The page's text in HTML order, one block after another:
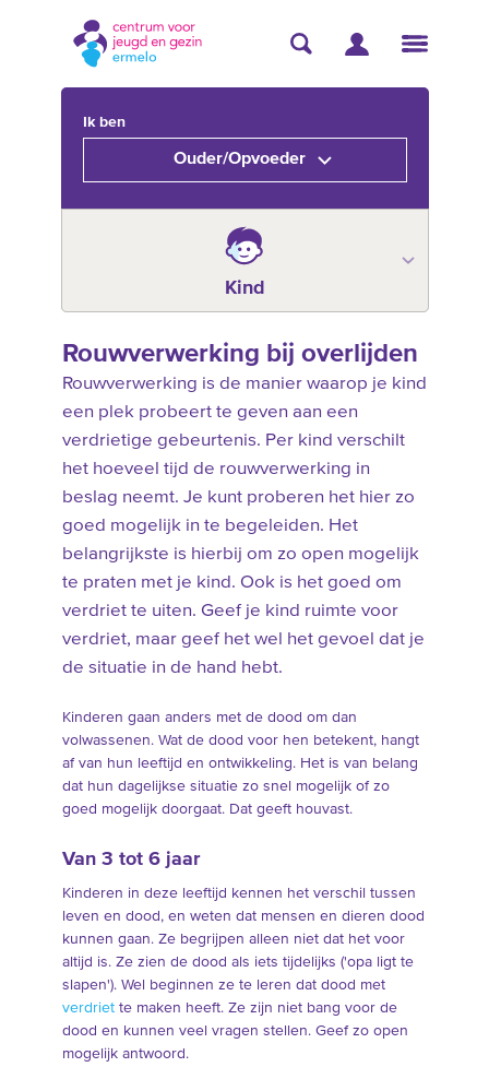
Ik ben
Ouder/Opvoeder
Kind
Rouwverwerking bij overlijden
Rouwverwerking is de manier waarop je kind
een plek probeert te geven aan een
verdrietige gebeurtenis. Per kind verschilt
het hoeveel tijd de rouwverwerking in
beslag neemt. Je kunt proberen het hier zo
goed mogelijk in te begeleiden. Het
belangrijkste is hierbij om zo open mogelijk
te praten met je kind. Ook is het goed om
verdriet te uiten. Geef je kind ruimte voor
verdriet, maar geef het wel het gevoel dat je
de situatie in de hand hebt.
Kinderen gaan anders met de dood om dan
volwassenen. Wat de dood voor hen betekent, hangt
af van hun leeftijd en ontwikkeling. Het is van belang
dat hun dagelijkse situatie zo snel mogelijk of zo
goed mogelijk doorgaat. Dat geeft houvast.
Van 3 tot 6 jaar
Kinderen in deze leeftijd kennen het verschil tussen
leven en dood, en weten dat mensen en dieren dood
kunnen gaan. Ze begrijpen alleen niet dat het voor
altijd is. Ze zien de dood als iets tijdelijks ('opa ligt te
slapen'). Wel beginnen ze te leren dat dood met
verdriette maken heeft. Ze zijn niet bang voor de
dood en kunnen veel vragen stellen. Geef zo open
mogelijk antwoord.